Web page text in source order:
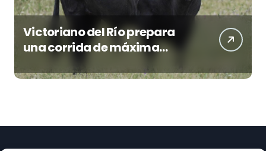
Victoriano del Río prepara
una corrida de máxima
seriedad para Ciudad Real
(En Vídeo)